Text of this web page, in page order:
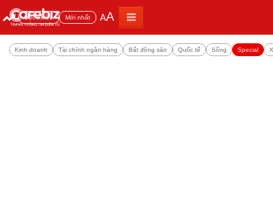
Đọc nhiều Mới nhất AA
Kinh doanh Tài chính ngân hàng Bất động sản Quốc tế Sống Special